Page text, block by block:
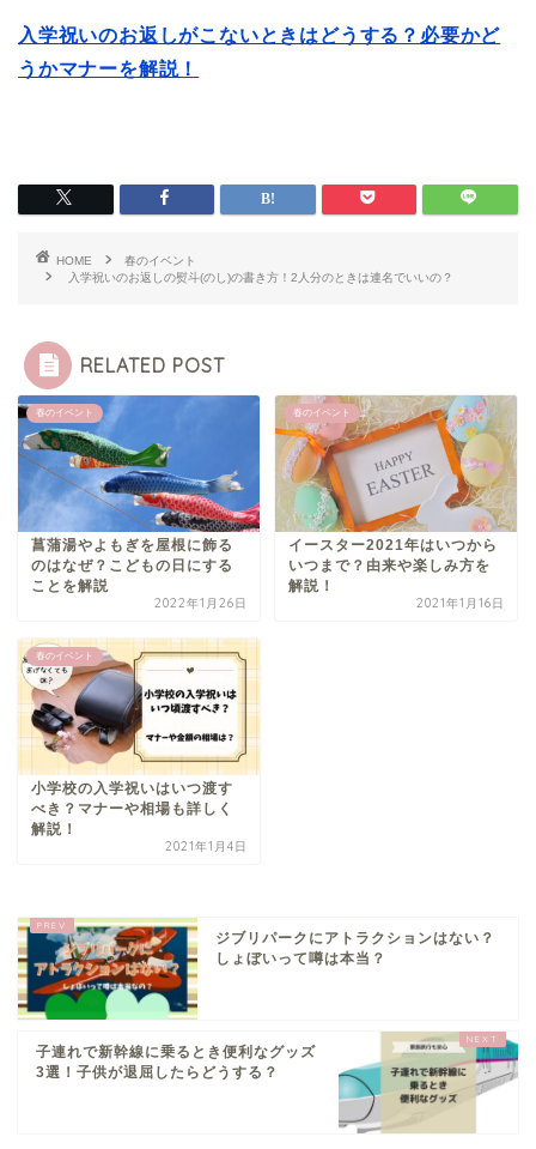
入学祝いのお返しがこないときはどうする？必要かど
うかマナーを解説！
HOME
春のイベント
入学祝いのお返しの熨斗(のし)の書き方！2人分のときは連名でいいの？
RELATED POST
春のイベント
菖蒲湯やよもぎを屋根に飾る
のはなぜ？こどもの日にする
ことを解説
2022年1月26日
春のイベント
イースター2021年はいつから
いつまで？由来や楽しみ方を
解説！
2021年1月16日
春のイベント
小学校の入学祝いはいつ渡す
べき？マナーや相場も詳しく
解説！
2021年1月4日
ジブリパークにアトラクションはない？
しょぼいって噂は本当？
子連れで新幹線に乗るとき便利なグッズ
3選！子供が退屈したらどうする？